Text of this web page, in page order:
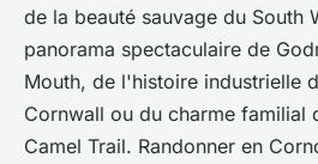
de la beauté sauvage du South
panorama spectaculaire de
Mouth, de l'histoire industrielle
Cornwall ou du charme familial
Camel Trail. Randonner en